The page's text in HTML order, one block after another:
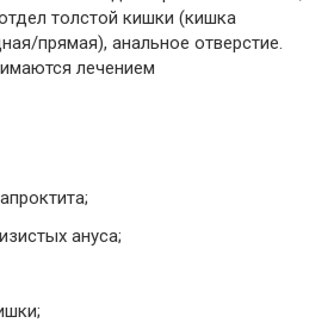
толстой кишки (кишка
прямая), анальное отверстие.
лечением
ануса;